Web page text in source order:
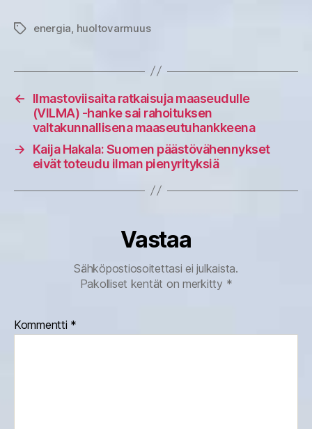
Avainsanat
energia huoltovarmuus
←
Ilmastoviisaita ratkaisuja maaseudulle
(VILMA) -hanke sai rahoituksen
valtakunnallisena maaseutuhankkeena
→
Kaija Hakala: Suomen päästövähennykset
eivät toteudu ilman pienyrityksiä
Vastaa
Sähköpostiosoitettasi ei julkaista.
Pakolliset kentät on merkitty *
Kommentti *